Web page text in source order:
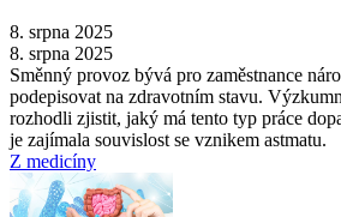
8. srpna 2025
8. srpna 2025
Směnný provoz bývá pro zaměstnance
podepisovat na zdravotním stavu.
rozhodli zjistit, jaký má tento typ práce
je zajímala souvislost se vznikem astmatu.
Z medicíny